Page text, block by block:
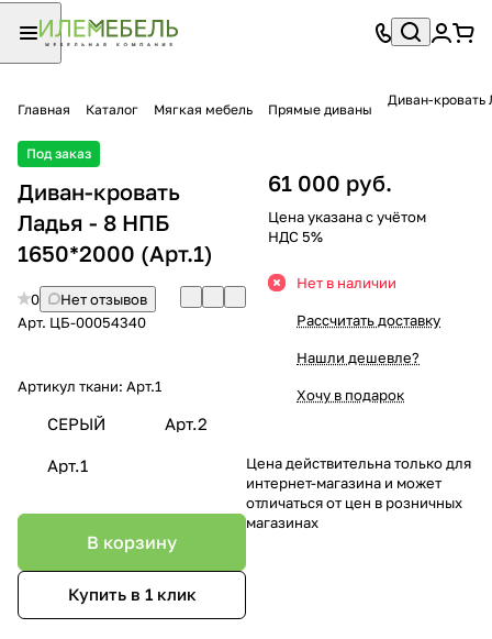
Главная Каталог Мягкая мебель Прямые диваны
Диван-кровать
Под заказ
Диван-кровать
Ладья - 8 НПБ
1650*2000 (Арт.1)
0
Нет отзывов
Арт. ЦБ-00054340
Артикул ткани: Арт.1
СЕРЫЙ Арт.2
Арт.1
В корзину
Купить в 1 клик
61 000 руб.
Цена указана с учётом
НДС 5%
Нет в наличии
Рассчитать доставку
Нашли дешевле?
Хочу в подарок
Цена действительна только для
интернет-магазина и может
отличаться от цен в розничных
магазинах